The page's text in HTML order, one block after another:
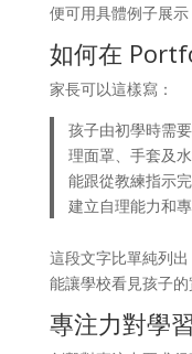
便可用具體例子展示
如何在
家長可以這樣寫：
孩子由初學時需
理面罩、手套及
能跟從教練指示
建立自理能力和專
這段文字比單純列
能讓學校看見孩子的
專注力對學